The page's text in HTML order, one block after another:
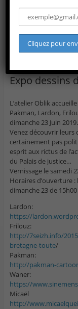
Expo dessins
L’atelier Oblik
Pakman, Lardon,
dimanche 23 Juin 2019.
Venez découvrir
certainement pas
esprit aux rictus de
du Palais de justice…
Vernissage le samedi
Horaires d’ouverture :
dimanche 23 de
Lardon:
https://
Frilouz:
http://7seizh.info/
bretagne-toute/
Pakman:
http://pakman-
Waner:
https://
Micaël
http://